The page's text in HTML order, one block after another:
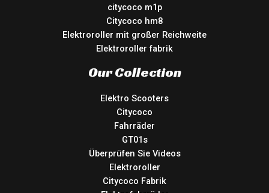
citycoco m1p
Citycoco hm8
Elektroroller mit großer Reichweite
Elektroroller fabrik
Our Collection
Elektro Scooters
Citycoco
Fahrräder
GT01s
Überprüfen Sie Videos
Elektroroller
Citycoco Fabrik